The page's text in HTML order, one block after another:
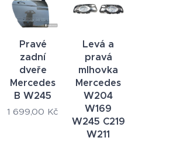
Pravé
zadní
dveře
Mercedes
B W245
1 699,00 Kč
Levá a
pravá
mlhovka
Mercedes
W204
W169
W245 C219
W211